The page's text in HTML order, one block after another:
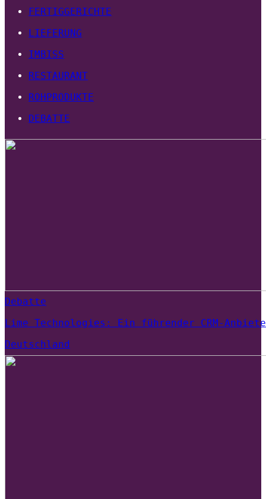
FERTIGGERICHTE
LIEFERUNG
IMBISS
RESTAURANT
ROHPRODUKTE
DEBATTE
Debatte
Lime Technologies: Ein führender CRM-
Deutschland